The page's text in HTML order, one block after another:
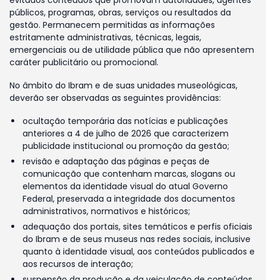
públicos, programas, obras, serviços ou resultados da
gestão. Permanecem permitidas as informações
estritamente administrativas, técnicas, legais,
emergenciais ou de utilidade pública que não apresentem
caráter publicitário ou promocional.
No âmbito do Ibram e de suas unidades museológicas,
deverão ser observadas as seguintes providências:
ocultação temporária das notícias e publicações
anteriores a 4 de julho de 2026 que caracterizem
publicidade institucional ou promoção da gestão;
revisão e adaptação das páginas e peças de
comunicação que contenham marcas, slogans ou
elementos da identidade visual do atual Governo
Federal, preservada a integridade dos documentos
administrativos, normativos e históricos;
adequação dos portais, sites temáticos e perfis oficiais
do Ibram e de seus museus nas redes sociais, inclusive
quanto à identidade visual, aos conteúdos publicados e
aos recursos de interação;